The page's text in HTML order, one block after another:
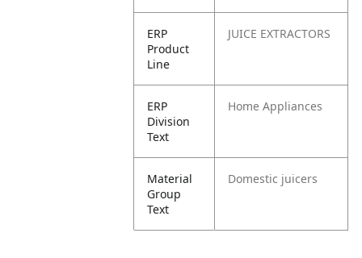
ERP
Product
Line
JUICE EXTRACTORS
ERP
Division
Text
Home Appliances
Material
Group
Text
Domestic juicers